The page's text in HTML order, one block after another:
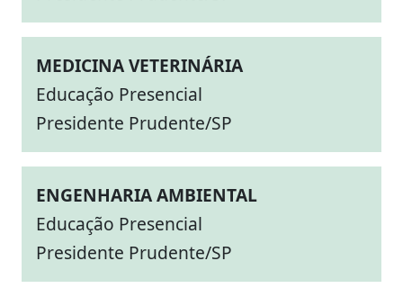
MEDICINA VETERINÁRIA
Educação Presencial
Presidente Prudente/SP
ENGENHARIA AMBIENTAL
Educação Presencial
Presidente Prudente/SP